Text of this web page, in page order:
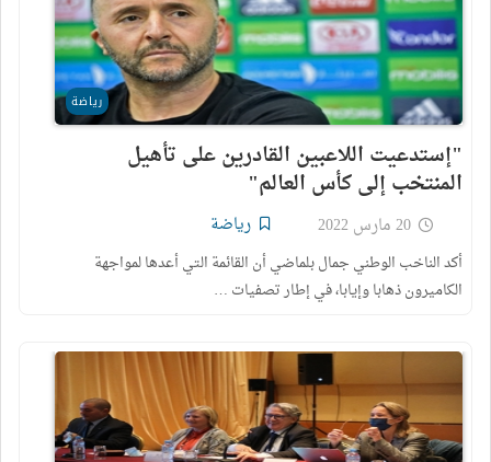
رياضة
"إستدعيت اللاعبين القادرين على تأهيل
المنتخب إلى كأس العالم"
20 مارس 2022 رياضة
أكد الناخب الوطني جمال بلماضي أن القائمة التي أعدها لمواجهة
الكاميرون ذهابا وإيابا، في إطار تصفيات …